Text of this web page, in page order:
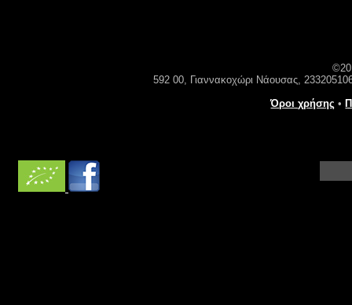
592 00, Γιαννακοχώρι Νάουσας,
Όροι χρήσης •